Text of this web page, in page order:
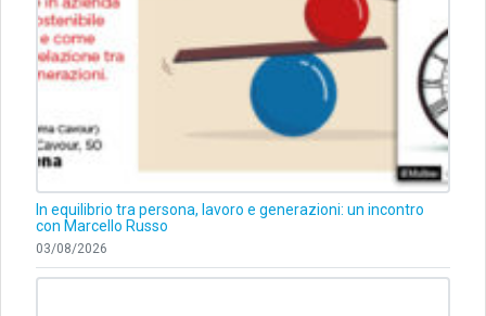
In equilibrio tra persona, lavoro e generazioni: un incontro
con Marcello Russo
03/08/2026